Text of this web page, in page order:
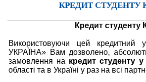
КРЕДИТ
Кредит
Використовуючи цей кредитний
УКРАЇНА» Вам дозволено,
замовлення на кредит студенту
області та в Україні у раз на всі